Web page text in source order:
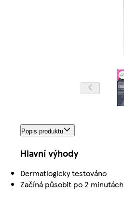
Popis produktu
Hlavní výhody
Dermatlogicky testováno
Začíná působit po 2 minutách